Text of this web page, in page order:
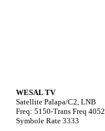
WESAL TV
Satellite Palapa/C2, LNB
Freq: 5150-Trans Freq 4052
Symbole Rate 3333